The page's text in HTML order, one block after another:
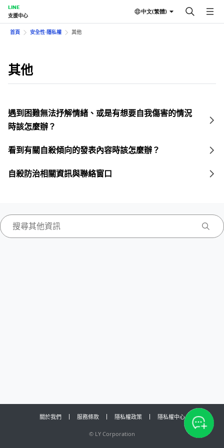
LINE
支援中心
中文(繁體)
首頁 安全性⋅隱私權 其他
其他
遇到困難無法抒解情緒、或是有想要自我傷害的情況
時該怎麼辦？
看到有關自殺傾向的發表內容時該怎麼辦？
自殺防治相關資訊與聯絡窗口
關於我們 服務條款 隱私權政策 隱私權中心
© LY Corporation